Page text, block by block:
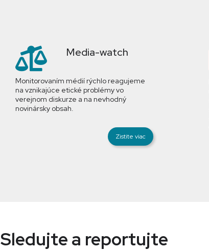
Media-watch
Monitorovaním médií rýchlo reagujeme
na vznikajúce etické problémy vo
verejnom diskurze a na nevhodný
novinársky obsah.
Zistite viac
Sledujte a reportujte